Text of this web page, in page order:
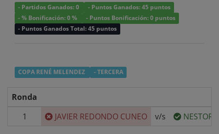
- Partidos Ganados: 0
- Puntos Ganados: 45 puntos
- % Bonificación: 0 %
- Puntos Bonificación: 0 puntos
- Puntos Ganados Total: 45 puntos
COPA RENÉ MELENDEZ - TERCERA
Ronda
1
JAVIER REDONDO CUNEO v/s NESTOR